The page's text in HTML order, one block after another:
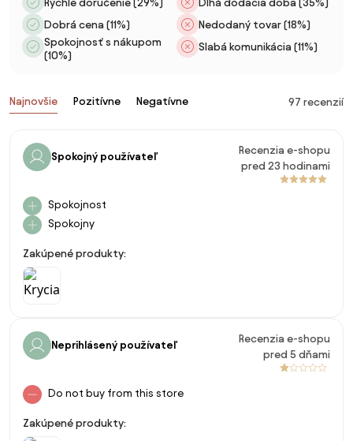
Rýchle doručenie (29%)
Dobrá cena (11%)
Spokojnosť s nákupom
(10%)
Dlhá dodacia doba (35%)
Nedodaný tovar (18%)
Slabá komunikácia (11%)
97 recenzií
Najnovšie Pozitívne Negatívne
Spokojný používateľ
Recenzia e-shopu
pred 23 hodinami
Spokojnost
Spokojny
Zakúpené produkty:
Neprihlásený používateľ
Recenzia e-shopu
pred 5 dňami
Do not buy from this store
Zakúpené produkty: